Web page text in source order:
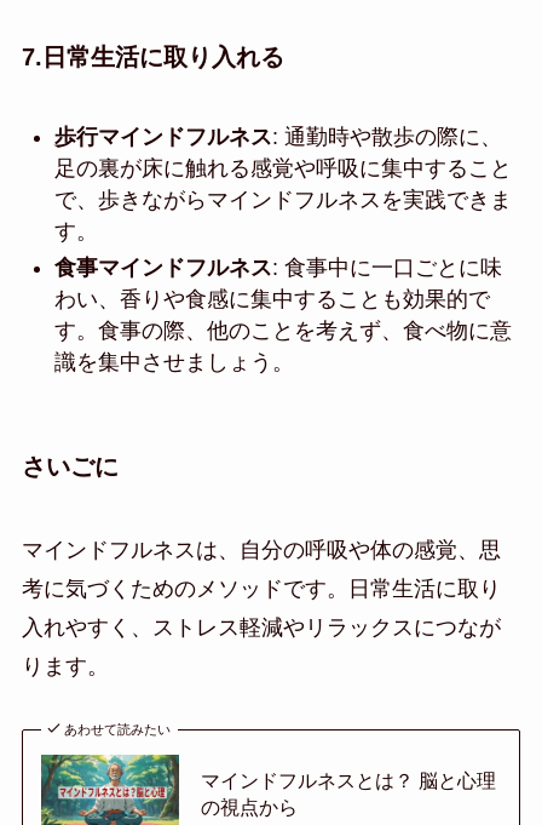
7. 日常生活に取り入れる
歩行マインドフルネス: 通勤時や散歩の際に、
足の裏が床に触れる感覚や呼吸に集中すること
で、歩きながらマインドフルネスを実践できま
す。
食事マインドフルネス: 食事中に一口ごとに味
わい、香りや食感に集中することも効果的で
す。食事の際、他のことを考えず、食べ物に意
識を集中させましょう。
さいごに
マインドフルネスは、自分の呼吸や体の感覚、思
考に気づくためのメソッドです。日常生活に取り
入れやすく、ストレス軽減やリラックスにつなが
ります。
あわせて読みたい
マインドフルネスとは？ 脳と心理
の視点から